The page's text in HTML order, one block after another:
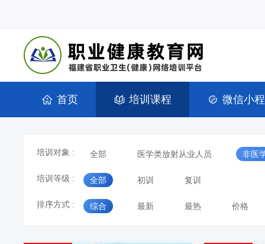
首页 培训课程 微信小
培训对象 : 全部 医学类放射从业人员 非医
培训等级 : 全部 初训 复训
排序方式 : 综合 最新 最热 价格